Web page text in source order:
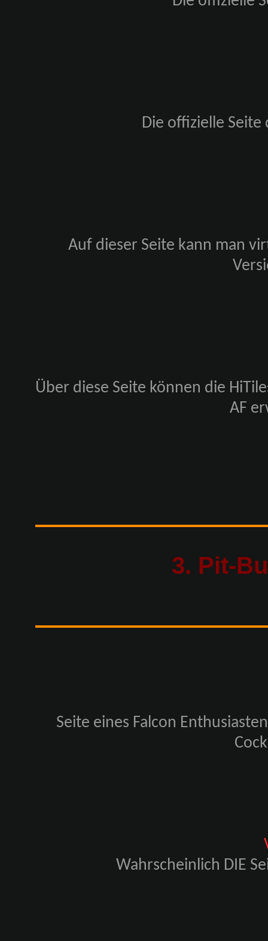
Die offizielle Seite
Auf dieser Seite kann man
Über diese Seite können die
AF
3. Pit-
Seite eines Falcon
Wahrscheinlich DIE